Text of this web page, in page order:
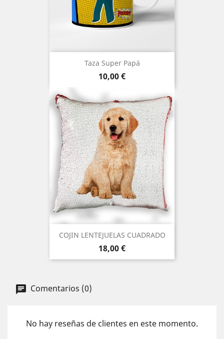
Taza Super Papá
Precio
10,00 €
COJIN LENTEJUELAS CUADRADO
Precio
18,00 €
Comentarios (0)
No hay reseñas de clientes en este momento.